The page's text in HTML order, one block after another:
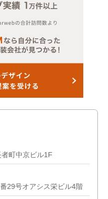
町中京ビル1F
29号オアシス栄ビル4階